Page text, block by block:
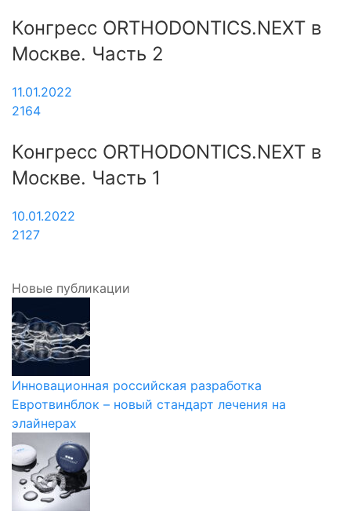
Конгресс ORTHODONTICS.NEXT в
Москве. Часть 2
11.01.2022
2164
Конгресс ORTHODONTICS.NEXT в
Москве. Часть 1
10.01.2022
2127
Новые публикации
Инновационная российская разработка
Евротвинблок – новый стандарт лечения на
элайнерах